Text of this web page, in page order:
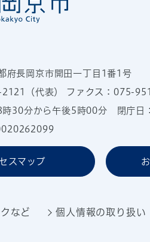
府長岡京市開田一丁目1番1号
（代表） ファクス：075-
時30分から午後5時00分 閉庁日
スマップ
など 個人情報の取り扱い